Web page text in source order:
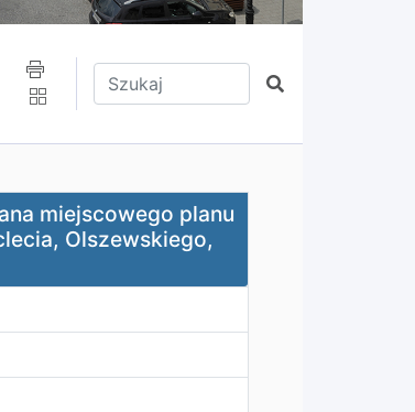
Wpisz tekst do wyszukania
Szukaj
planu zagospodarowania przestrzennego w
miejscowego planu
Olszewskiego,